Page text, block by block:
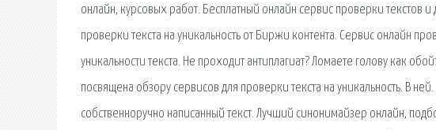
онлайн, курсовых работ. Бесплатный онлайн сервис проверки текстов и
проверки текста на уникальность от Биржи контента. Сервис онлайн
уникальности текста. Не проходит антиплагиат? Ломаете голову как
посвящена обзору сервисов для проверки текста на уникальность. В
собственноручно написанный текст. Лучший синонимайзер онлайн,